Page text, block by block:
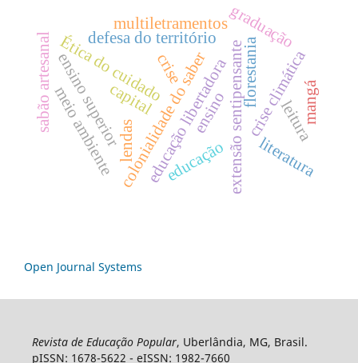
extensão sentipensante
colonialidade do saber
educação libertadoraflorestania
Ética do cuidado
ensino superior
defesa do território
crise climática
crise
capital
meio ambiente
multiletramentos
ensino
graduação
literatura
educação
mangá
leitura
lendas
sabão artesanal
Open Journal Systems
Revista de Educação Popular, Uberlândia, MG, Brasil.
pISSN: 1678-5622 - eISSN: 1982-7660